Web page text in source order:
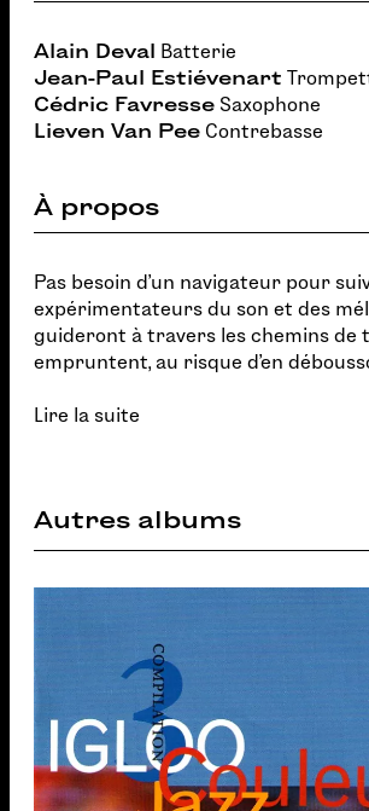
Alain Deval
Batterie
Jean-Paul Estiévenart
Cédric Favresse Saxophone
Lieven Van Pee Contrebasse
À propos
Pas besoin d'un navigateur pour
expérimentateurs du son et des
guideront à travers les chemins de
empruntent, au risque d'en
Lire la suite
Autres albums